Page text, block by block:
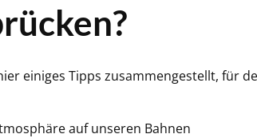
einiges Tipps zusammengestellt, für
auf unseren Bahnen